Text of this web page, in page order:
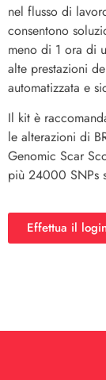
nel flusso di
consentono
meno di 1 ora di
alte prestazioni
automatizzata e
Il kit è
le alterazioni di
Genomic Scar
più 24000 SNPs
Effettua il